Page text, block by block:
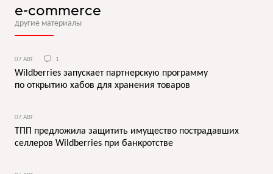
e-commerce
другие материалы
07 АВГ 1
Wildberries запускает партнерскую программу
по открытию хабов для хранения товаров
07 АВГ
ТПП предложила защитить имущество пострадавших
селлеров Wildberries при банкротстве